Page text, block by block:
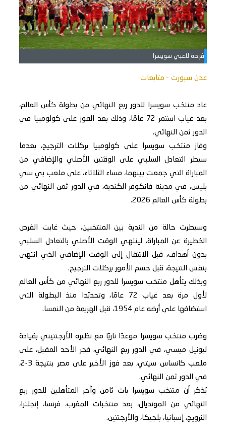
فرحة لاعبي سويسرا
عدن سبورت - متابعات
عاد منتخب سويسرا للدور ربع النهائي من بطولة كأس العالم،
بعد غياب استمر 72 عامًا، وذلك بعد الفوز على كولومبيا في
الدور ثمن النهائي.
وفاز منتخب سويسرا على كولومبيا بركلات الترجيح، بعدما
سيطر التعادل السلبي على الوقتين الأصلي والإضافي من
المباراة التي جمعت بينهما، مساء الثلاثاء، على ملعب بي سي
بليس، في مدينة فانكوفر الكندية، في الدور ثمن النهائي من
بطولة كأس العالم 2026.
وسيطرت حالة من الندية بين المنتخبين، حيث غابت الفرص
الخطيرة عن المباراة، لينتهي الوقت الأصلي بالتعادل السلبي
بدون أهداف، قبل الانتقال إلى الوقت الإضافي الذي انتهى
بنفس النتيجة، قبل حسم الأمور بركلات الترجيح.
وبذلك يتأهل منتخب سويسرا للدور ربع النهائي من كأس العالم
لأول مرة بعد غياب 72 عامًا، وتحديًدا منذ البطولة التي
استضافها على أرضه عام 1954، قبل الهزيمة من النمسا.
وضرب منتخب سويسرا موعدًا ناريًا مع نظيره الأرجنتيني بقيادة
ليونيل ميسي، في الدور ربع النهائي، فجر الأحد المقبل، على
ملعب كانساس سيتي، بعد فوز الأخير على مصر بنتيجة 3-2،
في الدور ثمن النهائي.
يُذكر أن منتخب سويسرا بات ثامن وآخر المتأهلين للدور ربع
النهائي من المونديال، بعد منتخبات المغرب، فرنسا، إنجلترا،
النرويج، إسبانيا، بلجيكا، والأرجنتين.